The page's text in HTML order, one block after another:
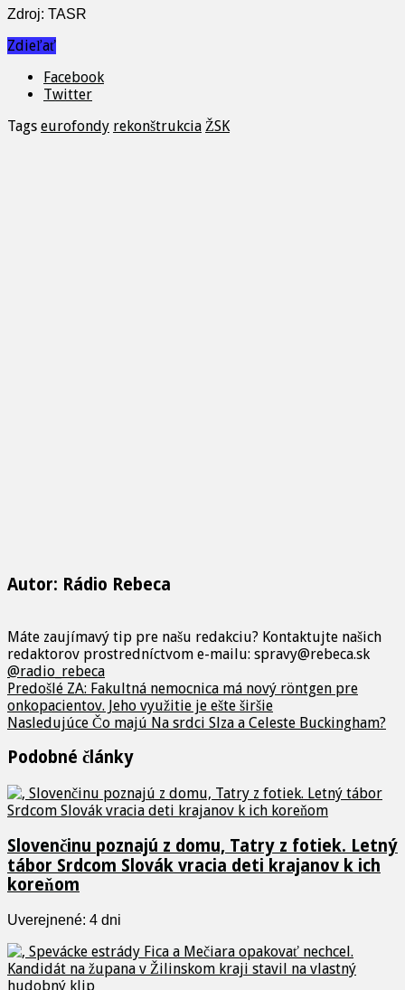
Zdroj: TASR
Zdieľať
Facebook
Twitter
Tags eurofondy rekonštrukcia ŽSK
Autor: Rádio Rebeca
Máte zaujímavý tip pre našu redakciu? Kontaktujte našich
redaktorov prostredníctvom e-mailu: spravy@rebeca.sk
@radio_rebeca
Predošlé ZA: Fakultná nemocnica má nový röntgen pre
onkopacientov. Jeho využitie je ešte širšie
Nasledujúce Čo majú Na srdci Slza a Celeste Buckingham?
Podobné články
Slovenčinu poznajú z domu, Tatry z fotiek. Letný
tábor Srdcom Slovák vracia deti krajanov k ich
koreňom
Uverejnené: 4 dni